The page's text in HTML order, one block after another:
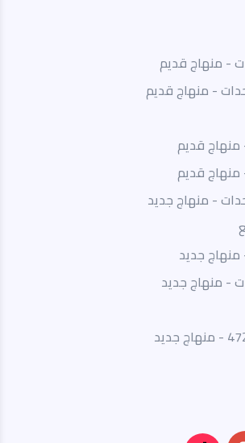
- منهاج قديم
- منهاج قديم
- منهاج جديد
- منهاج جديد